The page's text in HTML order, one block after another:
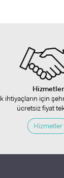
Hizmetler
ihtiyaçların için
ücretsiz fiyat
Hizmetler